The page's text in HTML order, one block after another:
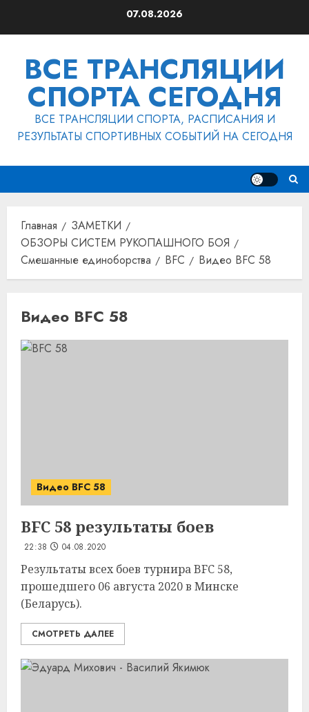
07.08.2026
ВСЕ ТРАНСЛЯЦИИ
СПОРТА СЕГОДНЯ
ВСЕ ТРАНСЛЯЦИИ СПОРТА, РАСПИСАНИЯ И
РЕЗУЛЬТАТЫ СПОРТИВНЫХ СОБЫТИЙ НА СЕГОДНЯ
Главная
ЗАМЕТКИ
ОБЗОРЫ СИСТЕМ РУКОПАШНОГО БОЯ
Смешанные единоборства
BFC Видео BFC 58
Видео BFC 58
Видео BFC 58
BFC 58 результаты боев
22:38 04.08.2020
Результаты всех боев турнира BFC 58,
прошедшего 06 августа 2020 в Минске
(Беларусь).
СМОТРЕТЬ ДАЛЕЕ